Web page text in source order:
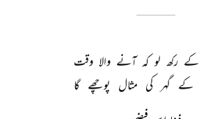
کے رکھ لو کہ آنے والا وقت
کے گہر کی مثال پوچھے گا